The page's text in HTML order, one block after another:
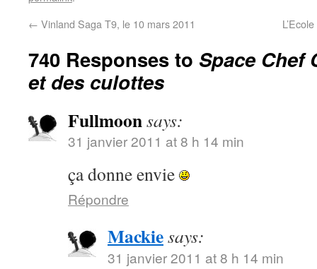
← Vinland Saga T9, le 10 mars 2011
740 Responses to Space Chef
et des culottes
Fullmoonsays:
31 janvier 2011 at 8 h 14 min
ça donne envie
Répondre
Mackiesays:
31 janvier 2011 at 8 h 14 min